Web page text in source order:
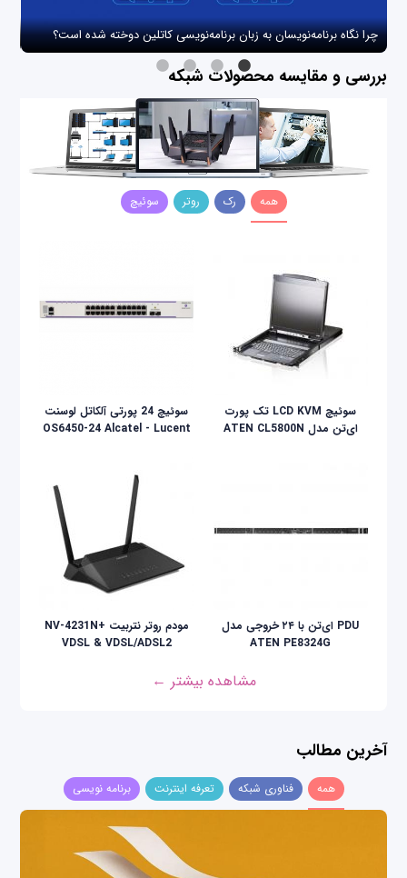
چرا نگاه برنامه‌نویسان به زبان برنامه‌نویسی کاتلین دوخته شده است؟
بررسی و مقایسه محصولات شبکه
همه رک روتر سوئیچ
سوئيچ LCD KVM تک پورت
ای‌تن مدل ATEN CL5800N
سوئیچ 24 پورتی آلکاتل لوسنت
OS6450-24 Alcatel - Lucent
PDU ای‌تن با ۲۴ خروجی مدل
ATEN PE8324G
مودم روتر نتربیت +NV-4231N
VDSL & VDSL/ADSL2
مشاهده بیشتر ←
آخرین مطالب
همه فناوری شبکه تعرفه اینترنت برنامه نویسی